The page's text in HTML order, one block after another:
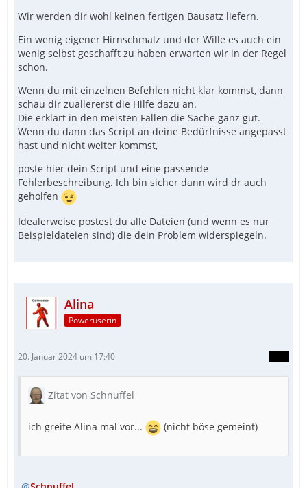
Wir werden dir wohl keinen fertigen Bausatz liefern.
Ein wenig eigener Hirnschmalz und der Wille es auch ein
wenig selbst geschafft zu haben erwarten wir in der Regel
schon.
Wenn du mit einzelnen Befehlen nicht klar kommst, dann
schau dir zuallererst die Hilfe dazu an.
Die erklärt in den meisten Fällen die Sache ganz gut.
Wenn du dann das Script an deine Bedürfnisse angepasst
hast und nicht weiter kommst,
poste hier dein Script und eine passende
Fehlerbeschreibung. Ich bin sicher dann wird dr auch
geholfen
Idealerweise postest du alle Dateien (und wenn es nur
Beispieldateien sind) die dein Problem widerspiegeln.
Alina
Poweruserin
20. Januar 2024 um 17:40
Zitat von Schnuffel
ich greife Alina mal vor... (nicht böse gemeint)